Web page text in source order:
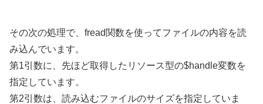
その次の処理で、fread関数を使ってファイルの内容を読
み込んでいます。
第1引数に、先ほど取得したリソース型の$handle変数を
指定しています。
第2引数は、読み込むファイルのサイズを指定していま